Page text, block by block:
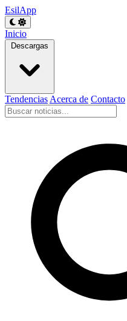
EsilApp
Inicio
Descargas
Tendencias Acerca de Contacto